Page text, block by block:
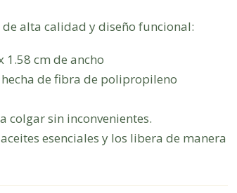
alta calidad y diseño funcional:
1.58 cm de ancho
de fibra de polipropileno
colgar sin inconvenientes.
esenciales y los libera de manera